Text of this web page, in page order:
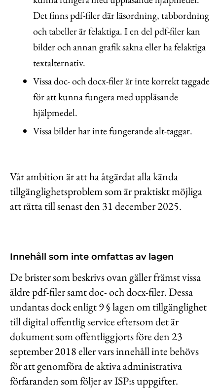
Det finns pdf-filer där läsordning, tabbordning
och tabeller är felaktiga. I en del pdf-filer kan
bilder och annan grafik sakna eller ha felaktiga
textalternativ.
Vissa doc- och docx-filer är inte korrekt taggade
för att kunna fungera med uppläsande
hjälpmedel.
Vissa bilder har inte fungerande alt-taggar.
Vår ambition är att ha åtgärdat alla kända
tillgänglighetsproblem som är praktiskt möjliga
att rätta till senast den 31 december 2025.
Innehåll som inte omfattas av lagen
De brister som beskrivs ovan gäller främst vissa
äldre pdf-filer samt doc- och docx-filer. Dessa
undantas dock enligt 9 § lagen om tillgänglighet
till digital offentlig service eftersom det är
dokument som offentliggjorts före den 23
september 2018 eller vars innehåll inte behövs
för att genomföra de aktiva administrativa
förfaranden som följer av ISP:s uppgifter.